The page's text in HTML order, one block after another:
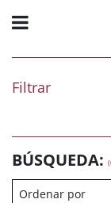
Filtrar
BÚSQUEDA:
Ordenar por